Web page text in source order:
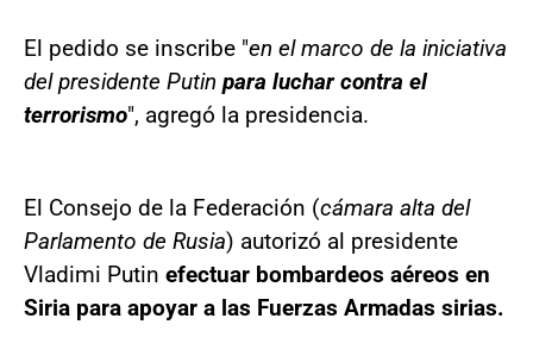
El pedido se inscribe "en el marco de la iniciativa
del presidente Putin para luchar contra el
terrorismo", agregó la presidencia.
El Consejo de la Federación (cámara alta del
Parlamento de Rusia) autorizó al presidente
Vladimi Putin efectuar bombardeos aéreos en
Siria para apoyar a las Fuerzas Armadas sirias.